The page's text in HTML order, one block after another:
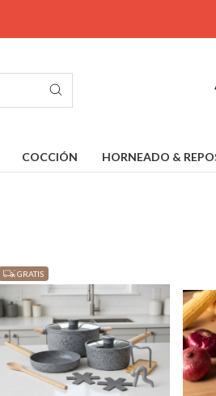
COCCIÓN HORNEADO &
GRATIS